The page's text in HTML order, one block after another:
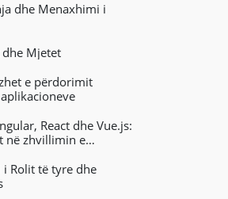
dhe Menaxhimi i
dhe Mjetet
e përdorimit
React dhe Vue.js:
në zhvillimin e
Rolit të tyre dhe